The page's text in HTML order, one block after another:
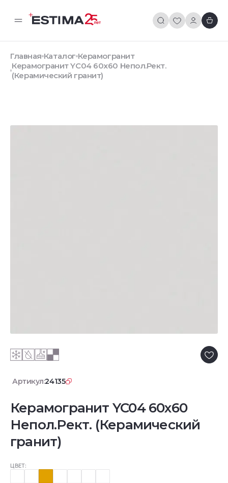
Главная Каталог Керамогранит
Керамогранит YC04 60x60 Непол.Рект.
(Керамический гранит)
Артикул:24135
Керамогранит YC04 60x60
Непол.Рект. (Керамический
гранит)
ЦВЕТ: